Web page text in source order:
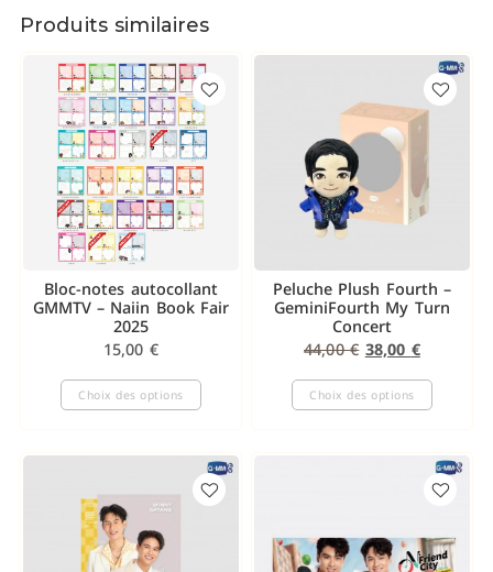
Produits similaires
Bloc-notes autocollant
GMMTV – Naiin Book Fair
2025
15,00 €
Choix des options
Peluche Plush Fourth –
GeminiFourth My Turn
Concert
44,00€ 38,00 €
Choix des options